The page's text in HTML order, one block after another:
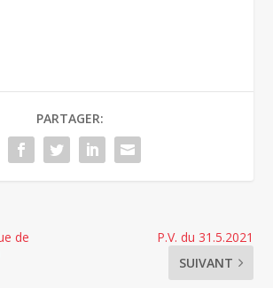
PARTAGER:
de
P.V. du 31.5.2021
SUIVANT